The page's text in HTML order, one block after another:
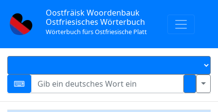
Oostfräisk Woordenbauk
Ostfriesisches Wörterbuch
Wörterbuch fürs Ostfriesische Platt